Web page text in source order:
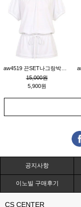
15,000원
5,900원
공지사항
이노빌 구매후기
CS CENTER